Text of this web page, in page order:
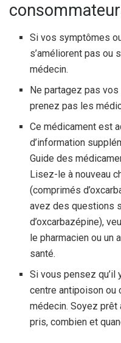
Si vos symptômes
s’améliorent pas ou
médecin.
Ne partagez pas vos
prenez pas les
Ce médicament est
d’information
Guide des
Lisez-le à nouveau
(comprimés
avez des questions
d’oxcarbazépine),
le pharmacien ou un
santé.
Si vous pensez qu’il
centre antipoison ou
médecin. Soyez prêt
pris, combien et